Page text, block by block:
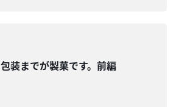
包装までが製菓です。前編